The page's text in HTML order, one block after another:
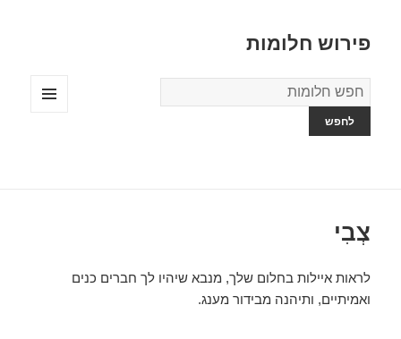
פירוש חלומות
מילון
החלומות
צְבִי
לראות איילות בחלום שלך, מנבא שיהיו לך חברים כנים
ואמיתיים, ותיהנה מבידור מענג.